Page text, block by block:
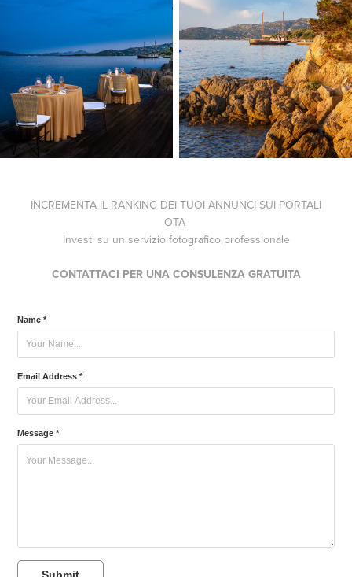
INCREMENTA IL RANKING DEI TUOI ANNUNCI SUI PORTALI
OTA
Investi su un servizio fotografico professionale
CONTATTACI PER UNA CONSULENZA GRATUITA
Name *
Email Address *
Message *
Submit